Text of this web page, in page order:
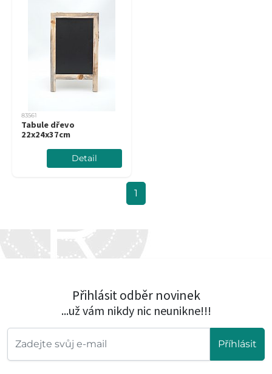
83561
Tabule dřevo
22x24x37cm
Detail
1
Přihlásit odběr novinek
...už vám nikdy nic neunikne!!!
Příhlásit